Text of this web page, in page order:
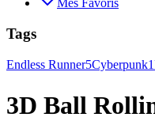
Mes Favoris
Tags
Endless Runner5Cyberpunk1
3D Ball